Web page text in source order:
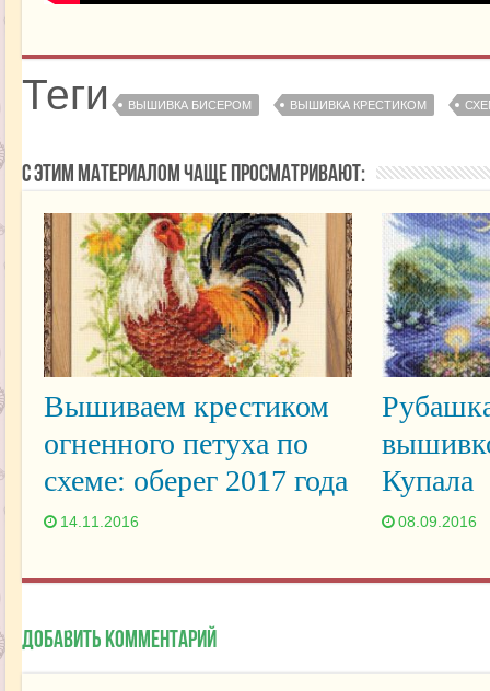
Теги ВЫШИВКА БИСЕРОМ ВЫШИВКА КРЕСТИКОМ
С этим материалом чаще просматривают:
Вышиваем крестиком
огненного петуха по
схеме: оберег 2017 года
14.11.2016
Купала
08.09.2016
Добавить комментарий